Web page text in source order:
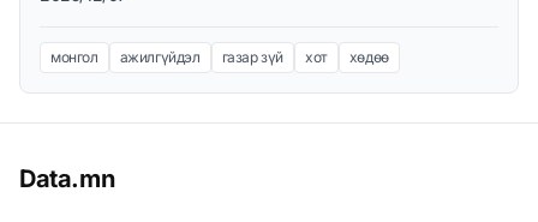
монгол ажилгүйдэл газар зүй хот хөдөө
Data.mn